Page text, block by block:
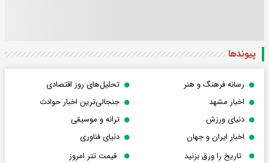
پیوندها
رسانه فرهنگ و هنر
تحلیل‌های روز اقتصادی
اخبار مشهد
جنجالی‌ترین اخبار حوادث
دنیای ورزش
ترانه و موسیقی
اخبار ایران و جهان
دنیای فناوری
تاریخ را ورق بزنید
قیمت تتر امروز